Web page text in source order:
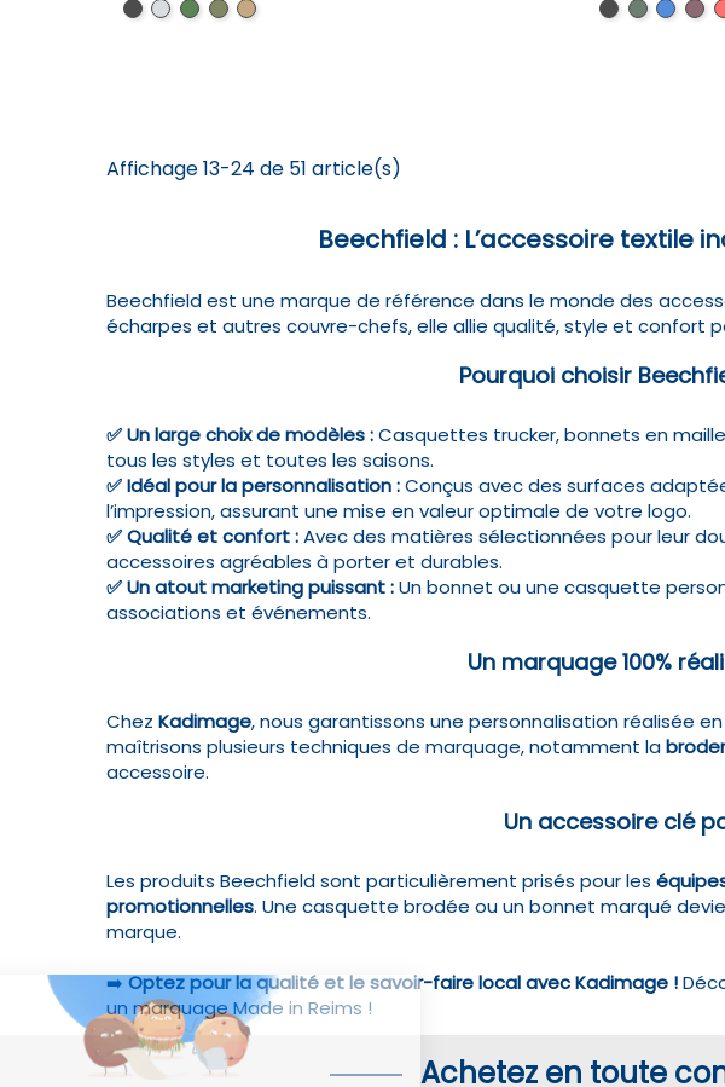
BlackGraphite
Jungle
MilitaryDesert
BlackBottle
Bright
Affichage 13-24 de 51 article(s)
Beechfield : L’accessoire textile
Beechfield est une marque de référence dans le monde des
écharpes et autres couvre-chefs, elle allie qualité, style et confort
Pourquoi choisir
✅Un large choix de modèles:Casquettes trucker, bonnets en
tous les styles et toutes les saisons.
✅Idéal pour la personnalisation:Conçus avec des surfaces
l’impression, assurant une mise en valeur optimale de votre logo.
✅Qualité et confort:Avec des matières sélectionnées pour leur
accessoires agréables à porter et durables.
✅Un atout marketing puissant:Un bonnet ou une casquette
associations et événements.
Un marquage 100%
Chez Kadimage, nous garantissons une personnalisation réalisée en
maîtrisons plusieurs techniques de marquage, notamment la
accessoire.
Un accessoire clé
Les produits Beechfield sont particulièrement prisés pour les
promotionnelles. Une casquette brodée ou un bonnet marqué
marque.
➡️Optez pour la qualité et le savoir-faire local avec Kadimage !
un marquage Made in Reims !
Achetez en toute